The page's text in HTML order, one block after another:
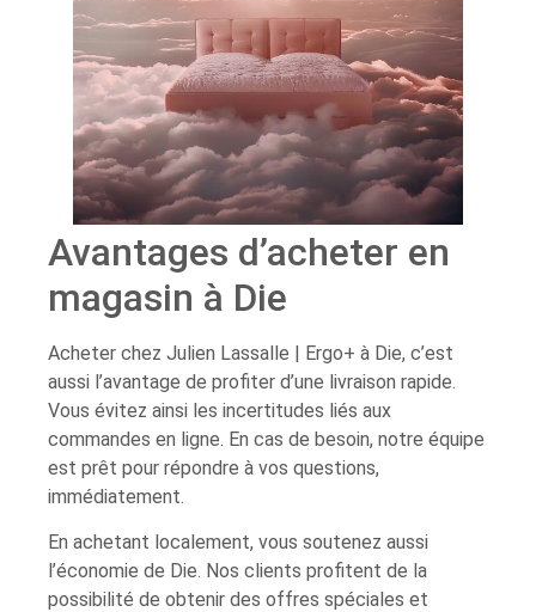
Avantages d’acheter en
magasin à Die
Acheter chez Julien Lassalle | Ergo+ à Die, c’est
aussi l’avantage de profiter d’une livraison rapide.
Vous évitez ainsi les incertitudes liés aux
commandes en ligne. En cas de besoin, notre équipe
est prêt pour répondre à vos questions,
immédiatement.
En achetant localement, vous soutenez aussi
l’économie de Die. Nos clients profitent de la
possibilité de obtenir des offres spéciales et